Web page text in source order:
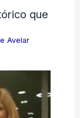
que
Avelar